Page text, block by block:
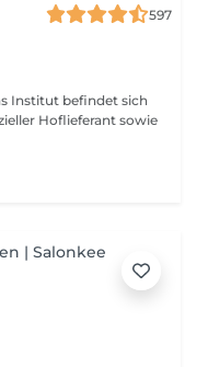
597
Hoflieferant sowie